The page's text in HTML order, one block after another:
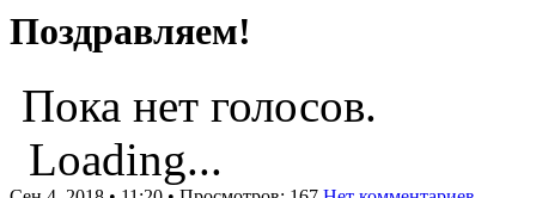
Поздравляем!
Пока нет голосов.
Loading...